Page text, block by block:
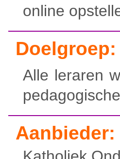
online
Doelgroep:
Alle leraren
Aanbieder: